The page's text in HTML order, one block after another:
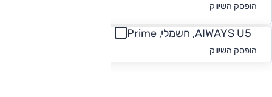
הופסק השיווק
AIWAYS U5, חשמלי, Prime
הופסק השיווק